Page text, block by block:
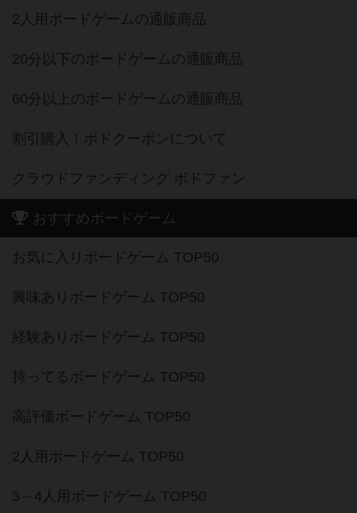
2人用ボードゲームの通販商品
20分以下のボードゲームの通販商品
60分以上のボードゲームの通販商品
割引購入！ボドクーポンについて
クラウドファンディング ボドファン
おすすめボードゲーム
お気に入りボードゲーム TOP50
興味ありボードゲーム TOP50
経験ありボードゲーム TOP50
持ってるボードゲーム TOP50
高評価ボードゲーム TOP50
2人用ボードゲーム TOP50
3～4人用ボードゲーム TOP50